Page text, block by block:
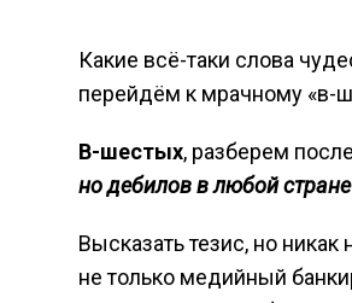
Какие всё-таки слова
перейдём к мрачному «в-
В-шестых, разберем
но дебилов в любой
Высказать тезис, но
не только медийный